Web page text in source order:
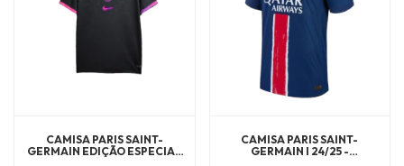
CAMISA PARIS SAINT-
GERMAIN EDIÇÃO ESPECIAL
CAMISA PARIS SAINT-
GERMAIN I 24/25 -